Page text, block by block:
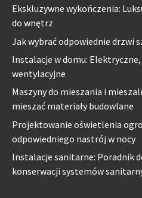
Ekskluzywne wykończenia:
do wnętrz
Jak wybrać odpowiednie drzwi
Instalacje w domu:
wentylacyjne
Maszyny do mieszania i
mieszać materiały budowlane
Projektowanie oświetlenia
odpowiedniego nastrój w nocy
Instalacje sanitarne: Poradnik
konserwacji systemów